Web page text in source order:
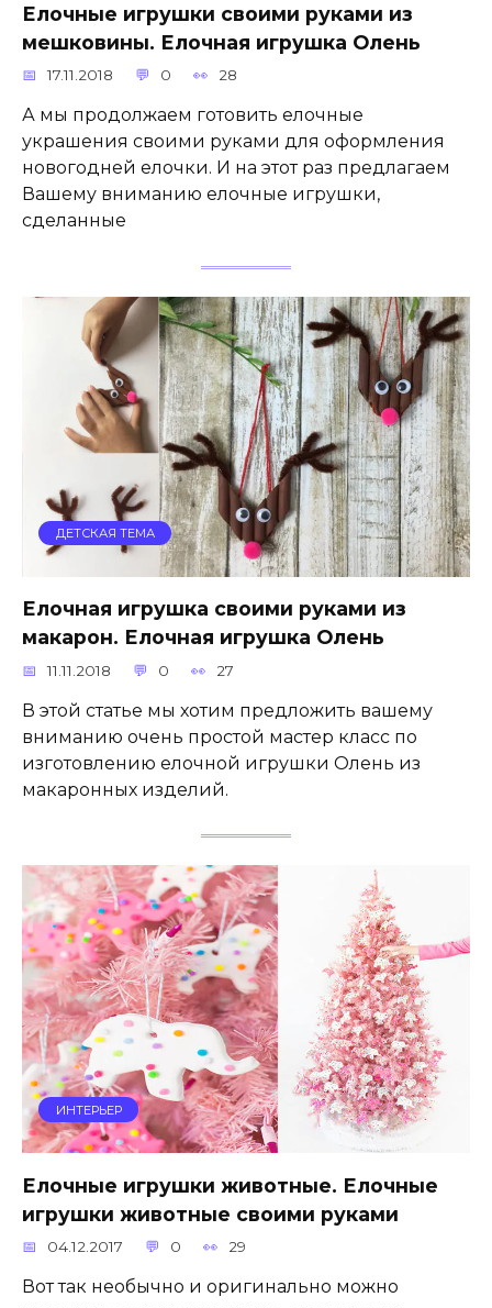
Елочные игрушки своими руками из
мешковины. Елочная игрушка Олень
17.11.2018 0 28
А мы продолжаем готовить елочные
украшения своими руками для оформления
новогодней елочки. И на этот раз предлагаем
Вашему вниманию елочные игрушки,
сделанные
ДЕТСКАЯ ТЕМА
Елочная игрушка своими руками из
макарон. Елочная игрушка Олень
11.11.2018 0 27
В этой статье мы хотим предложить вашему
вниманию очень простой мастер класс по
изготовлению елочной игрушки Олень из
макаронных изделий.
ИНТЕРЬЕР
Елочные игрушки животные. Елочные
игрушки животные своими руками
04.12.2017 0 29
Вот так необычно и оригинально можно